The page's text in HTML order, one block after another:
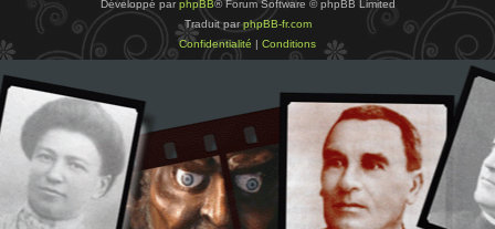
Développé par phpBB® Forum Software © phpBB Limited
Traduit parphpBB-fr.com
Confidentialité | Conditions